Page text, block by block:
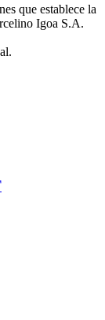
que establece la
Igoa S.A.